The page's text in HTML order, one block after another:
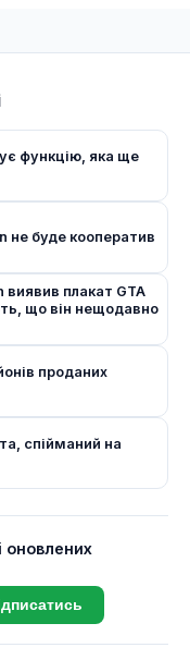
функцію, яка ще
буде кооператив
виявив плакат GTA
що він нещодавно
проданих
спійманий на